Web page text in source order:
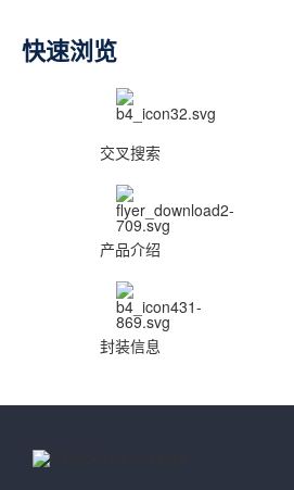
快速浏览
交叉搜索
产品介绍
封装信息